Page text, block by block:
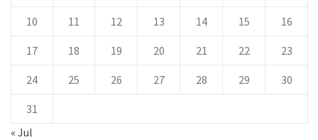
10 11 12 13 14 15 16
17 18 19 20 21 22 23
24 25 26 27 28 29 30
31
« Jul